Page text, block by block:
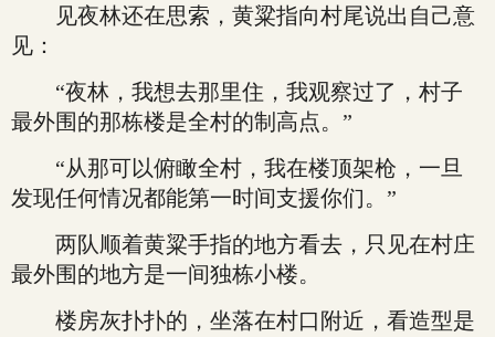
见夜林还在思索，黄粱指向村尾说出自己意
见：
“夜林，我想去那里住，我观察过了，村子
最外围的那栋楼是全村的制高点。”
“从那可以俯瞰全村，我在楼顶架枪，一旦
发现任何情况都能第一时间支援你们。”
两队顺着黄粱手指的地方看去，只见在村庄
最外围的地方是一间独栋小楼。
楼房灰扑扑的，坐落在村口附近，看造型是